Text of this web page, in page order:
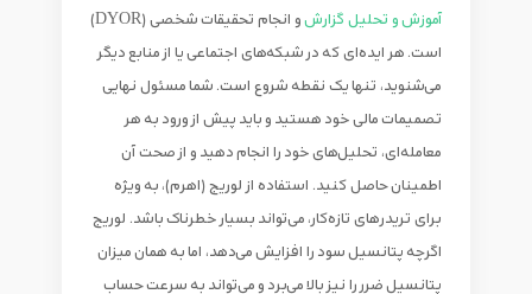
آموزش و تحلیل گزارش
و انجام تحقیقات شخصی (DYOR)
است. هر ایده‌ای که در شبکه‌های اجتماعی یا از منابع دیگر
می‌شنوید، تنها یک نقطه شروع است. شما مسئول نهایی
تصمیمات مالی خود هستید و باید پیش از ورود به هر
معامله‌ای، تحلیل‌های خود را انجام دهید و از صحت آن
اطمینان حاصل کنید. استفاده از لوریج (اهرم)، به ویژه
برای تریدرهای تازه‌کار، می‌تواند بسیار خطرناک باشد. لوریج
اگرچه پتانسیل سود را افزایش می‌دهد، اما به همان میزان
پتانسیل ضرر را نیز بالا می‌برد و می‌تواند به سرعت حساب